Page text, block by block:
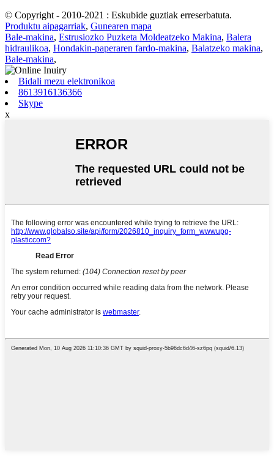
© Copyright - 2010-2021 : Eskubide guztiak erreserbatuta.
Produktu aipagarriak, Gunearen mapa
Bale-makina, Estrusiozko Puzketa Moldeatzeko Makina, Balera
hidraulikoa, Hondakin-paperaren fardo-makina, Balatzeko makina,
Bale-makina,
Bidali mezu elektronikoa
8613916136366
Skype
x